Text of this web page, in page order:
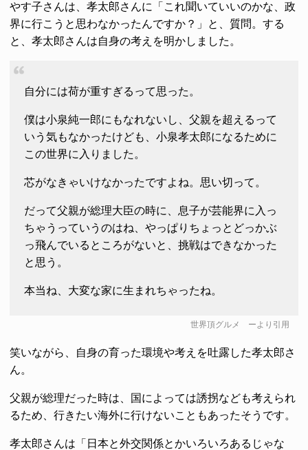
やす子さんは、孝太郎さんに「これ聞いていいのかな、政
界に行こうと思わなかったんですか？」と、質問。する
と、孝太郎さんは自身の考えを明かしました。
自分には荷が重すぎるって思った。
僕は小泉純一郎にもなれないし、父親を超えるって
いう気もなかったけども、小泉孝太郎になるために
この世界に入りました。
芯がなきゃいけなかったですよね。思い切って。
だって父親が総理大臣の時に、息子が芸能界に入っ
ちゃうっていうのはね、やっぱりちょっとどっかぶ
っ飛んでいるところがないと、挑戦はできなかった
と思う。
本当ね、大変な家に生まれちゃったね。
世界頂グルメ ーより引用
笑いながら、自身の育った環境や考えを吐露した孝太郎さ
ん。
父親が総理だった時は、国によっては誘拐なども考えられ
るため、行きたい海外に行けないこともあったそうです。
孝太郎さんは「日本と外交関係とかいろいろあるじゃな